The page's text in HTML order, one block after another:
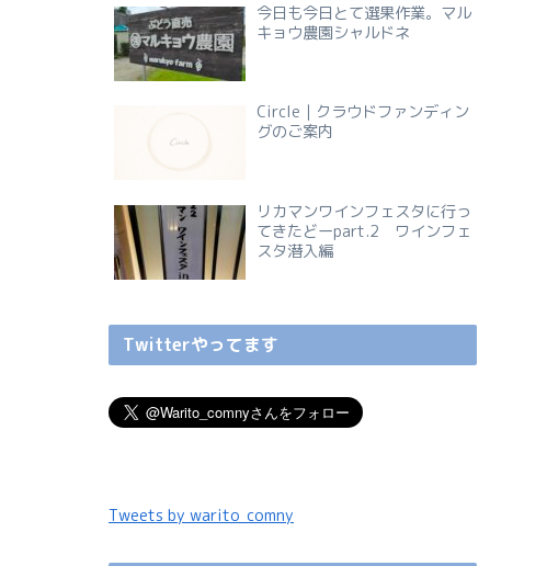
今日も今日とて選果作業。マル
キョウ農園シャルドネ
Circle｜クラウドファンディン
グのご案内
リカマンワインフェスタに行っ
てきたどーpart.2 ワインフェ
スタ潜入編
Twitterやってます
Tweets by warito_comny